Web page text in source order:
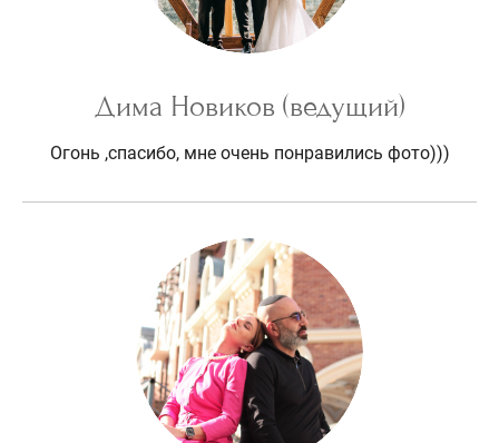
Дима Новиков (ведущий)
Огонь ,спасибо, мне очень понравились фото)))